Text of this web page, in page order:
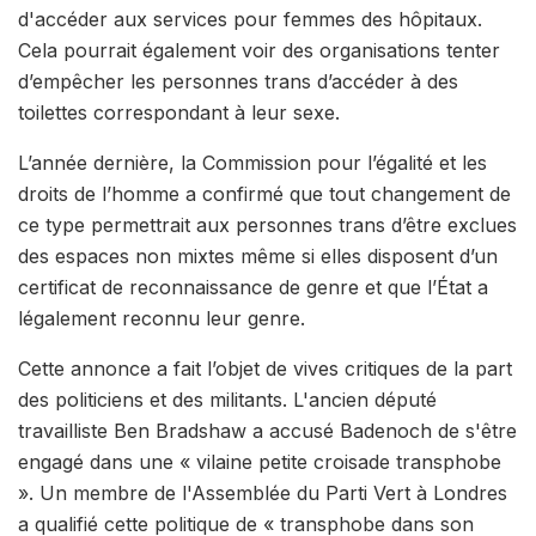
d'accéder aux services pour femmes des hôpitaux.
Cela pourrait également voir des organisations tenter
d’empêcher les personnes trans d’accéder à des
toilettes correspondant à leur sexe.
L’année dernière, la Commission pour l’égalité et les
droits de l’homme a confirmé que tout changement de
ce type permettrait aux personnes trans d’être exclues
des espaces non mixtes même si elles disposent d’un
certificat de reconnaissance de genre et que l’État a
légalement reconnu leur genre.
Cette annonce a fait l’objet de vives critiques de la part
des politiciens et des militants. L'ancien député
travailliste Ben Bradshaw a accusé Badenoch de s'être
engagé dans une « vilaine petite croisade transphobe
». Un membre de l'Assemblée du Parti Vert à Londres
a qualifié cette politique de « transphobe dans son